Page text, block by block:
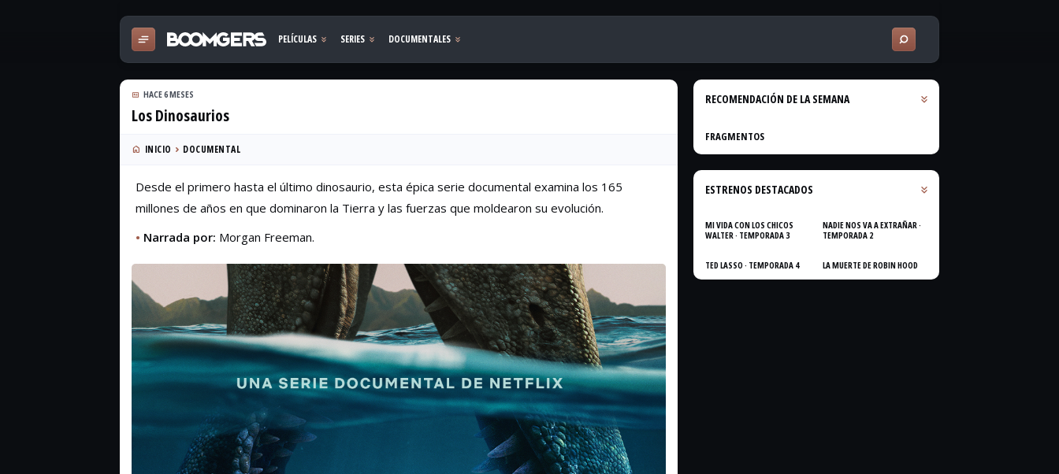
HACE 6 MESES
Los Dinosaurios
INICIO DOCUMENTAL
Desde el primero hasta el último dinosaurio, esta épica serie documental examina los 165
millones de años en que dominaron la Tierra y las fuerzas que moldearon su evolución.
• Narrada por: Morgan Freeman.
RECOMENDACIÓN DE LA SEMANA
FRAGMENTOS
ESTRENOS DESTACADOS
MI VIDA CON LOS CHICOS
WALTER · TEMPORADA 3
NADIE NOS VA A EXTRAÑAR ·
TEMPORADA 2
TED LASSO · TEMPORADA 4 LA MUERTE DE ROBIN HOOD